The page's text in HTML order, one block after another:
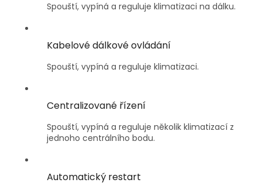
Spouští, vypíná a reguluje klimatizaci na dálku.
Kabelové dálkové ovládání
Spouští, vypíná a reguluje klimatizaci.
Centralizované řízení
Spouští, vypíná a reguluje několik klimatizací z
jednoho centrálního bodu.
Automatický restart